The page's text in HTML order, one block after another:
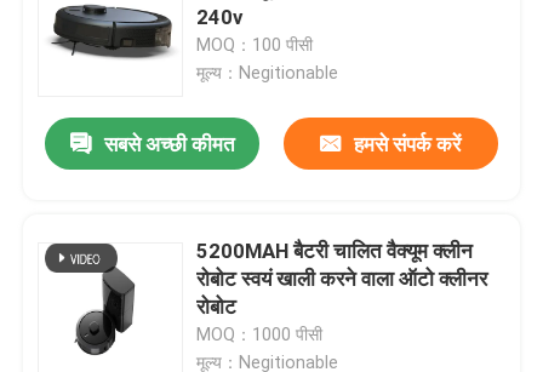
240v
MOQ：100 पीसी
मूल्य：Negitionable
सबसे अच्छी कीमत हमसे संपर्क करें
5200MAH बैटरी चालित वैक्यूम क्लीन
रोबोट स्वयं खाली करने वाला ऑटो क्लीनर
रोबोट
MOQ：1000 पीसी
मूल्य：Negitionable